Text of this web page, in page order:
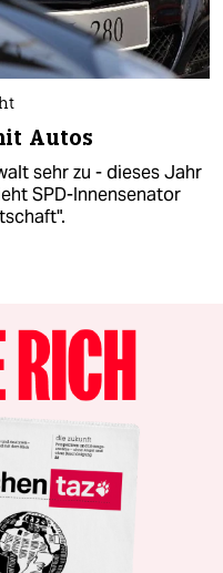
Autos
sehr zu - dieses Jahr
SPD-Innensenator